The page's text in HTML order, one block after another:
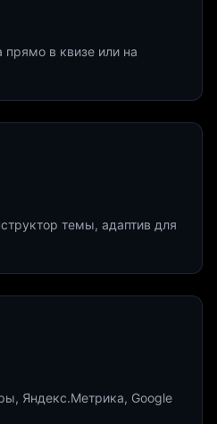
прямо в квизе или на
темы, адаптив для
Яндекс.Метрика, Google